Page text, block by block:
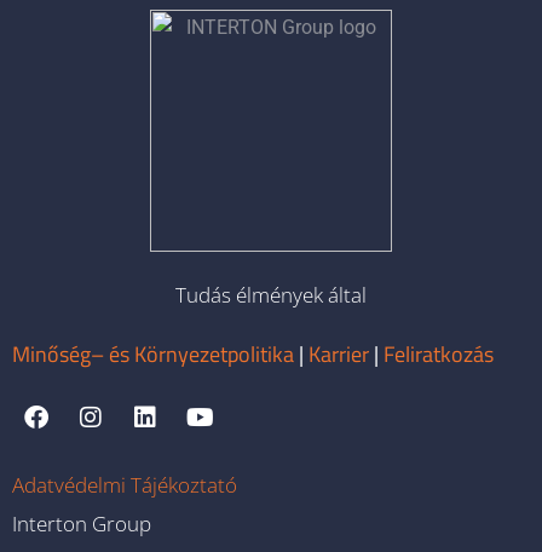
Tudás élmények által
Minőség– és Környezetpolitika| Karrier| Feliratkozás
Adatvédelmi Tájékoztató
Interton Group